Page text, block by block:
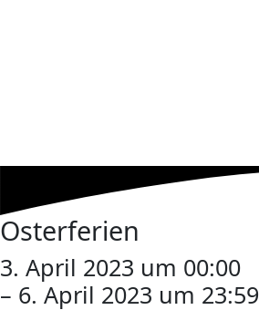
Osterferien
3. April 2023 um 00:00
– 6. April 2023 um 23:59